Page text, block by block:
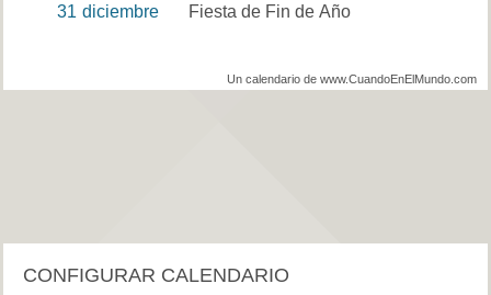
31 diciembre Fiesta de Fin de Año
Un calendario de www.CuandoEnElMundo.com
CONFIGURAR CALENDARIO